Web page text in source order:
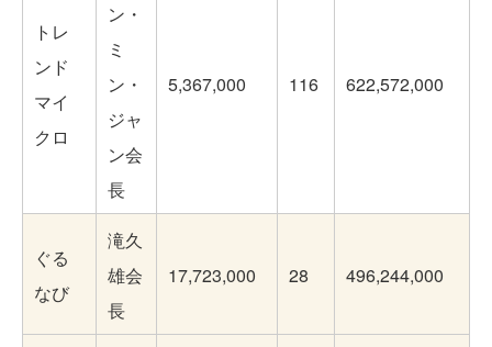
トレ
ンド
マイ
クロ
ン・
ミ
ン・
ジャ
ン会
長
5,367,000 116 622,572,000
ぐる
なび
滝久
雄会
長
17,723,000 28 496,244,000